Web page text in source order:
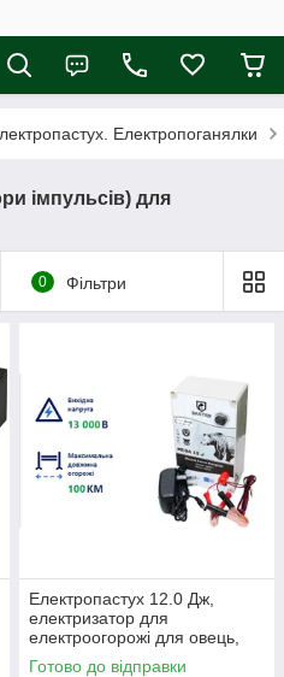
Електропоганялки
імпульсів) для
0 Фільтри
Електропастух 12.0 Дж,
електризатор для
електроогорожі для овець,
кабанів, від вовків
Готово до відправки